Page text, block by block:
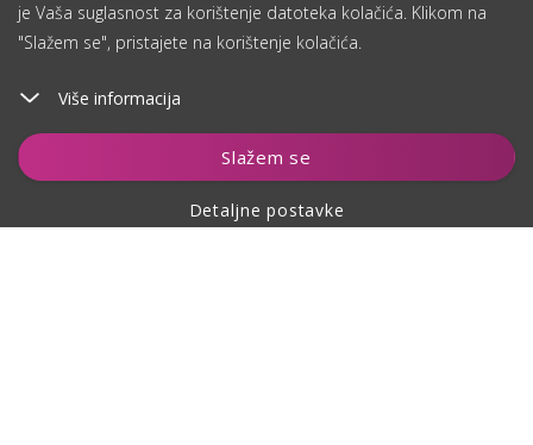
je Vaša suglasnost za korištenje datoteka kolačića. Klikom na
"Slažem se", pristajete na korištenje kolačića.
Više informacija
Slažem se
Detaljne postavke
Dodaj u košaricu